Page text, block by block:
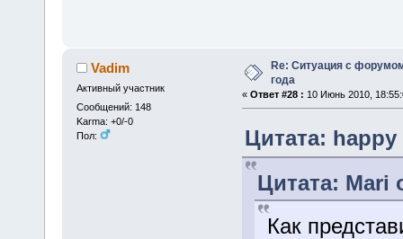
Vadim
Активный участник
Сообщений: 148
Karma: +0/-0
Пол:
Re: Ситуация с
года
« Ответ #28 : 10 Июнь 2010,
Цитата:
Цитата: Mari
Как